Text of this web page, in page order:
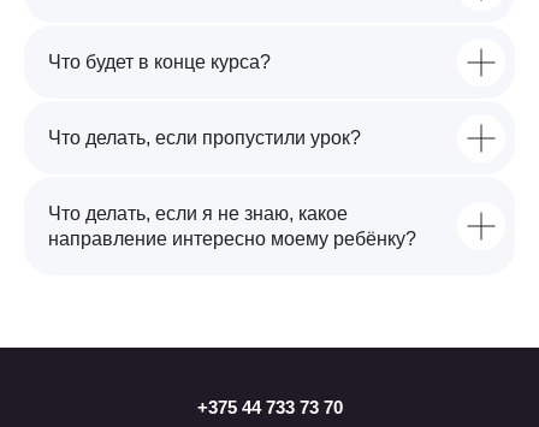
Что будет в конце курса?
Что делать, если пропустили урок?
Что делать, если я не знаю, какое
направление интересно моему ребёнку?
+375 44 733 73 70